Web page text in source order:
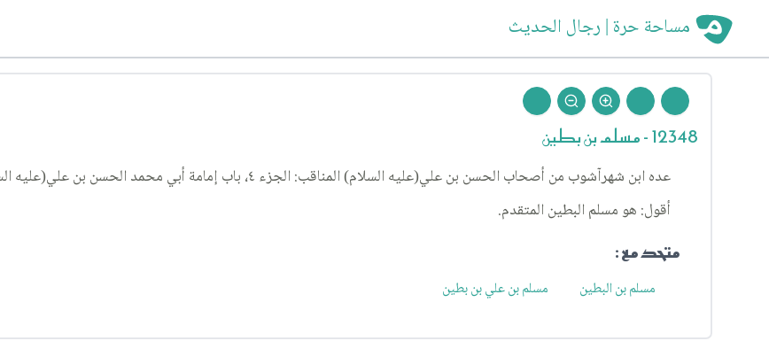
مساحة حرة | رجال الحديث
12348 - مسلم بن بطين
عده ابن شهرآشوب من أصحاب الحسن بن علي(عليه السلام) المناقب: الجزء ٤، باب إمامة أبي محمد الحسن بن علي(عليه السلام) (فصل في المفردات).
أقول: هو مسلم البطين المتقدم.
متحد مع :
مسلم بن البطين مسلم بن علي بن بطين